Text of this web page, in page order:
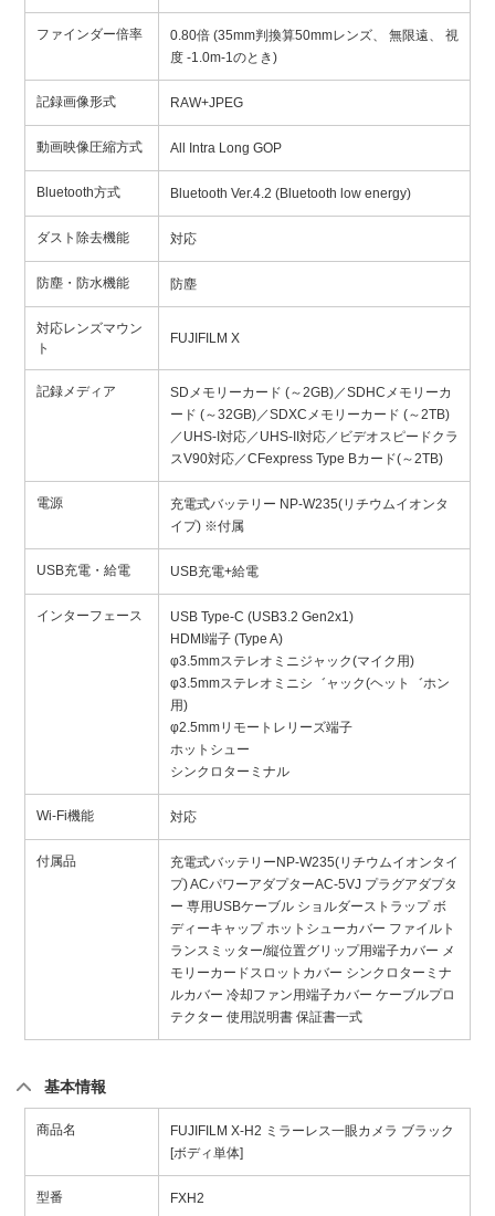
ファインダー倍率
0.80倍 (35mm判換算50mmレンズ、 無限遠、 視
度 -1.0m-1のとき)
記録画像形式 RAW+JPEG
動画映像圧縮方式 All Intra Long GOP
Bluetooth方式 Bluetooth Ver.4.2 (Bluetooth low energy)
ダスト除去機能 対応
防塵・防水機能 防塵
対応レンズマウン
ト
FUJIFILM X
記録メディア
SDメモリーカード (～2GB)／SDHCメモリーカ
ード (～32GB)／SDXCメモリーカード (～2TB)
／UHS-I対応／UHS-II対応／ビデオスピードクラ
スV90対応／CFexpress Type Bカード(～2TB)
電源
充電式バッテリー NP-W235(リチウムイオンタ
イプ) ※付属
USB充電・給電 USB充電+給電
インターフェース
USB Type-C (USB3.2 Gen2x1)
HDMI端子 (Type A)
φ3.5mmステレオミニジャック(マイク用)
φ3.5mmステレオミニシ゛ャック(ヘット゛ホン
用)
φ2.5mmリモートレリーズ端子
ホットシュー
シンクロターミナル
Wi-Fi機能 対応
付属品
充電式バッテリーNP-W235(リチウムイオンタイ
プ) ACパワーアダプターAC-5VJ プラグアダプタ
ー 専用USBケーブル ショルダーストラップ ボ
ディーキャップ ホットシューカバー ファイルト
ランスミッター/縦位置グリップ用端子カバー メ
モリーカードスロットカバー シンクロターミナ
ルカバー 冷却ファン用端子カバー ケーブルプロ
テクター 使用説明書 保証書一式
基本情報
商品名
FUJIFILM X-H2 ミラーレス一眼カメラ ブラック
[ボディ単体]
型番 FXH2